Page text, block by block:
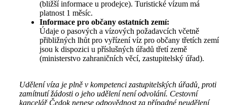
(bližší informace u prodejce). Turistické vízum má
platnost 1 měsíc.
Informace pro občany ostatních zemí:
Údaje o pasových a vízových požadavcích včetně
přibližných lhůt pro vyřízení víz pro občany třetích zemí
jsou k dispozici u příslušných úřadů třetí země
(ministerstvo zahraničních věcí, zastupitelský úřad).
Udělení víza je plně v kompetenci zastupitelských úřadů, proti
zamítnutí žádosti o jeho udělení není odvolání. Cestovní
kancelář Čedok nenese odpovědnost za případné neudělení